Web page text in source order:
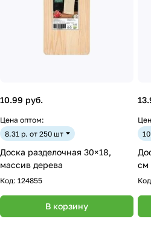
10.99 руб.
Цена оптом:
8.31 р. от 250 шт
Доска разделочная 30×18,
массив дерева
Код: 124855
В корзину
см